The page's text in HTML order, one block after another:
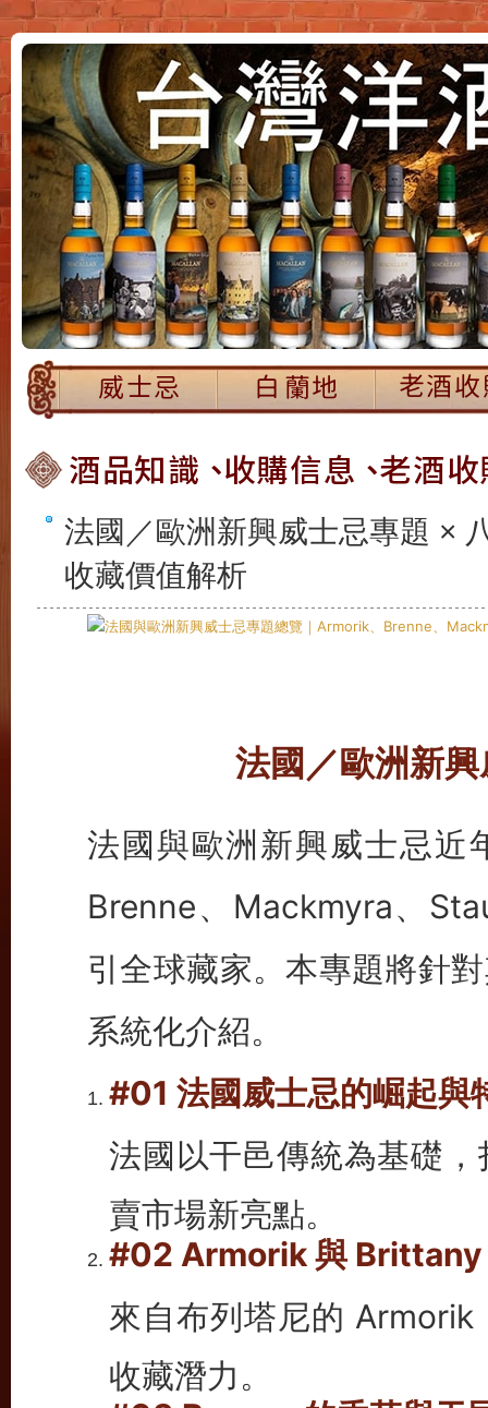
法國／歐洲新興威士忌專題 ×
收藏價值解析
法國／歐洲新
法國與歐洲新興威士忌近
Brenne、Mackmyra、
引全球藏家。本專題將針
系統化介紹。
#01 法國威士忌的崛起與
法國以干邑傳統為基礎
賣市場新亮點。
#02 Armorik 與 Brittany
來自布列塔尼的
收藏潛力。